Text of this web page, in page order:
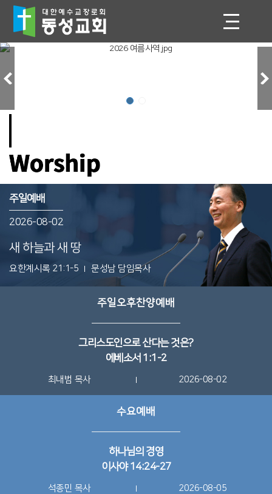
주일예배
2026-08-02
새 하늘과 새 땅
요한계시록 21:1-5 문성남 담임목사
주일오후찬양예배
그리스도인으로 산다는 것은?
에베소서 1:1-2
최내범 목사 2026-08-02
수요예배
하나님의 경영
이사야 14:24-27
석종민 목사 2026-08-05